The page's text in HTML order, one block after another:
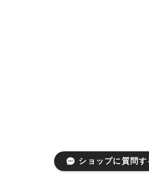
ショップに質問す